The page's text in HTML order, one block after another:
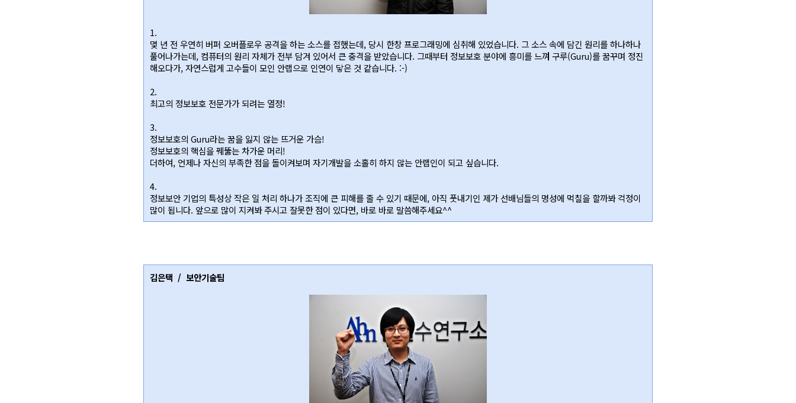
1.
몇 년 전 우연히 버퍼 오버플로우 공격을 하는 소스를 접했는데, 당시 한창 프로그래밍에 심취해 있었습니다. 그 소스 속에 담긴 원리를 하나하나
풀어나가는데, 컴퓨터의 원리 자체가 전부 담겨 있어서 큰 충격을 받았습니다. 그때부터 정보보호 분야에 흥미를 느껴 구루(Guru)를 꿈꾸며 정진
해오다가, 자연스럽게 고수들이 모인 안랩으로 인연이 닿은 것 같습니다. :-)
2.
최고의 정보보호 전문가가 되려는 열정!
3.
정보보호의 Guru라는 꿈을 잃지 않는 뜨거운 가슴!
정보보호의 핵심을 꿰뚫는 차가운 머리!
더하여, 언제나 자신의 부족한 점을 돌이켜보며 자기개발을 소홀히 하지 않는 안랩인이 되고 싶습니다.
4.
정보보안 기업의 특성상 작은 일 처리 하나가 조직에 큰 피해를 줄 수 있기 때문에, 아직 풋내기인 제가 선배님들의 명성에 먹칠을 할까봐 걱정이
많이 됩니다. 앞으로 많이 지켜봐 주시고 잘못한 점이 있다면, 바로 바로 말씀해주세요^^
김은택 / 보안기술팀